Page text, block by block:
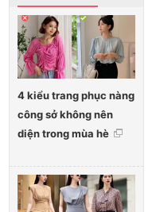
4 kiểu trang phục nàng
công sở không nên
diện trong mùa hè